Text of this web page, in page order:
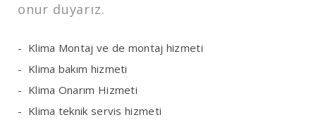
onur duyarız.
Klima Montaj ve de montaj hizmeti
Klima bakım hizmeti
Klima Onarım Hizmeti
Klima teknik servis hizmeti